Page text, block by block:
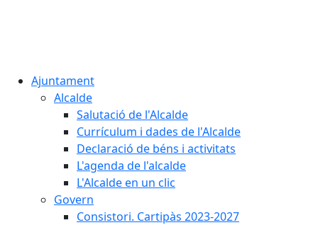
Ajuntament
Alcalde
Salutació de l'Alcalde
Currículum i dades de l'Alcalde
Declaració de béns i activitats
L'agenda de l'alcalde
L'Alcalde en un clic
Govern
Consistori. Cartipàs 2023-2027